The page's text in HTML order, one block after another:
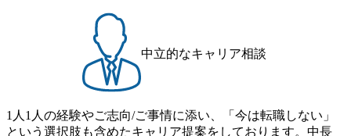
できる 2026年8月21日(金) 19:30〜21:30 (19:20開場) 2026年8
月12日(水) 16:00 ※参加状況によっては抽選とさせていただ
く可能性がございます。 このたび、ファーム経験者の方を
対象にした懇親会形式の採用イベント「サロンイベント」
を開催いたします。 カジュアルな場で現場社員と直接交流
できる機会ですので、ぜひご参加ください。 当日はXspear
Consulting代表取締役の早田とMDやその他現場社員が複数
ンスも大きい。 代表インタビュー https://note.com/dirbato/n/n0
a040c36b128 Forbes JAPAN BrandVoice Studio 「使命はテクノ
ロジーで企業の可能性を引き出すこと。日本に求められるI
Tコンサルタントという伴走者」 https://forbesjapan.com/article
s/detail/67452 Forbes JAPAN BrandVoice Studio 「コンサル業
界におけるIT人材価値再興。Dirbatoの最前線パートナーが
切り開くテクノロジーの変革」 https://forbesjapan.com/articles/
中立的なキャリア相談
1人1人の経験やご志向/ご事情に添い、「今は転職しない」
という選択肢も含めたキャリア提案をしております。中長